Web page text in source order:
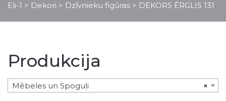
Eli-1 > Dekori > Dzīvnieku figūras > DEKORS ĒRGLIS 131
Produkcija
×
Mēbeles un Spoguļi